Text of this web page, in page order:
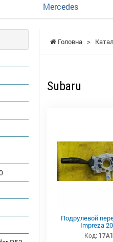
Mercedes
Головна >
Subaru
Подрулевой
Impreza
Код: